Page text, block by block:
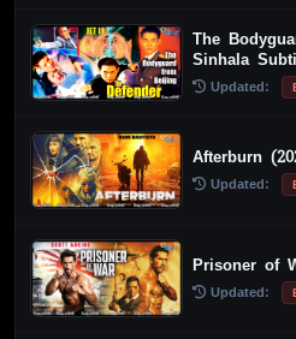
The
Sinhala
Updated:
Afterburn
Updated:
Prisoner of
Updated: